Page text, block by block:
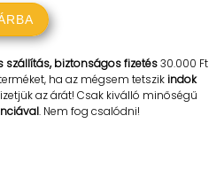
szállítás, biztonságos fizetés30.000 Ft
ha az mégsem tetszikindok
az árát! Csak kiválló minőségű
. Nem fog csalódni!